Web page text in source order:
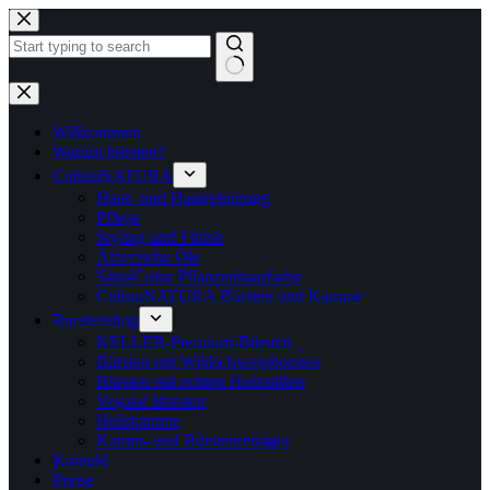
Zum
Inhalt
springen
Keine
Ergebnisse
Willkommen
Warum bürsten?
CulumNATURA
Haut- und Haarreinigung
Pflege
Styling und Finish
Ätherische Öle
SatusColor Pflanzenhaarfarbe
CulumNATURA Bürsten und Kämme
Bürstenshop
KELLER-Premium-Bürsten
Bürsten mit Wildschweinborsten
Bürsten mit echten Holzstiften
Vegane Bürsten
Holzkämme
Kamm- und Bürstenreiniger
Kontakt
Preise